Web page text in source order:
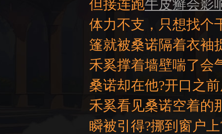
但接连跑牛皮癣会影
体力不支，只想找个
篷就被桑诺隔着衣袖
禾奚撑着墙壁喘了会
桑诺却在他?开口之
禾奚看见桑诺空着的
瞬被引得?挪到窗户